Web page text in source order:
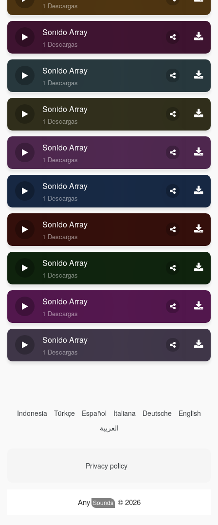
1 Descargas
Sonido Array
1 Descargas
Sonido Array
1 Descargas
Sonido Array
1 Descargas
Sonido Array
1 Descargas
Sonido Array
1 Descargas
Sonido Array
1 Descargas
Sonido Array
1 Descargas
Sonido Array
1 Descargas
Sonido Array
1 Descargas
Indonesia Türkçe Español Italiana Deutsche
English
العربية
Privacy policy
Any Sounds © 2026